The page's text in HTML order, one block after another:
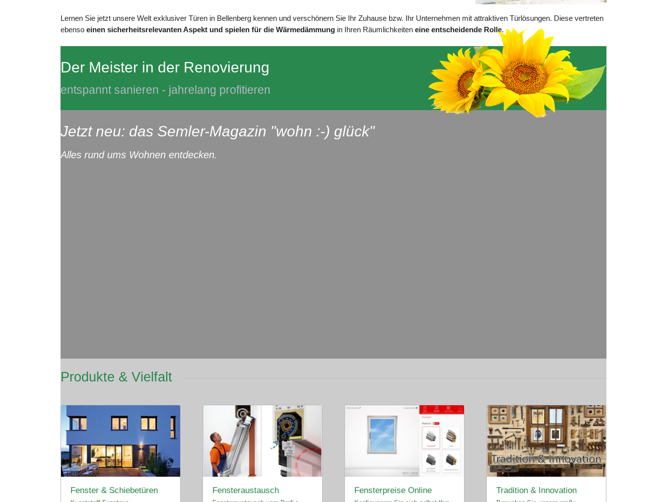
Lernen Sie jetzt unsere Welt exklusiver Türen in Bellenberg kennen und verschönern Sie Ihr Zuhause bzw. Ihr Unternehmen mit attraktiven Türlösungen. Diese vertreten
ebenso einen sicherheitsrelevanten Aspekt und spielen für die Wärmedämmung in Ihren Räumlichkeiten eine entscheidende Rolle.
Der Meister in der Renovierung
entspannt sanieren - jahrelang profitieren
Jetzt neu: das Semler-Magazin "wohn :-) glück"
Alles rund ums Wohnen entdecken.
Produkte & Vielfalt
Fenster & Schiebetüren Fensteraustausch Fensterpreise Online Tradition & Innovation